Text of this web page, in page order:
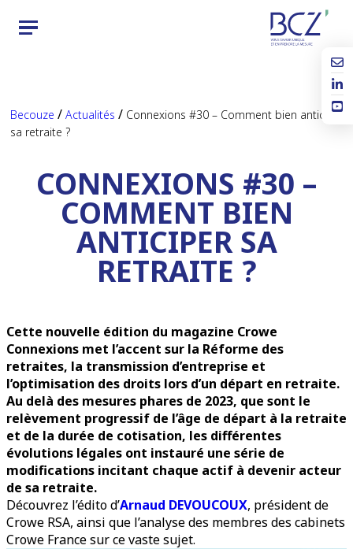
Becouze / Actualités / Connexions #30 – Comment bien anticiper
sa retraite ?
CONNEXIONS #30 –
COMMENT BIEN
ANTICIPER SA
RETRAITE ?
Cette nouvelle édition du magazine Crowe
Connexions met l’accent sur la Réforme des
retraites, la transmission d’entreprise et
l’optimisation des droits lors d’un départ en retraite.
Au delà des mesures phares de 2023, que sont le
relèvement progressif de l’âge de départ à la retraite
et de la durée de cotisation, les différentes
évolutions légales ont instauré une série de
modifications incitant chaque actif à devenir acteur
de sa retraite.
Découvrez l’édito d’Arnaud DEVOUCOUX, président de
Crowe RSA, ainsi que l’analyse des membres des cabinets
Crowe France sur ce vaste sujet.